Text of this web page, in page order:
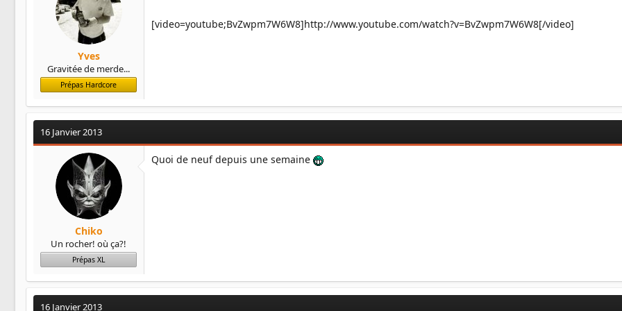
Yves
Gravitée de merde...
Prépas Hardcore
[video=youtube;BvZwpm7W6W8]http://www.youtube.com/watch?v=BvZwpm7W6W8[/video]
16 Janvier 2013
Chiko
Un rocher! où ça?!
Prépas XL
Quoi de neuf depuis une semaine
16 Janvier 2013